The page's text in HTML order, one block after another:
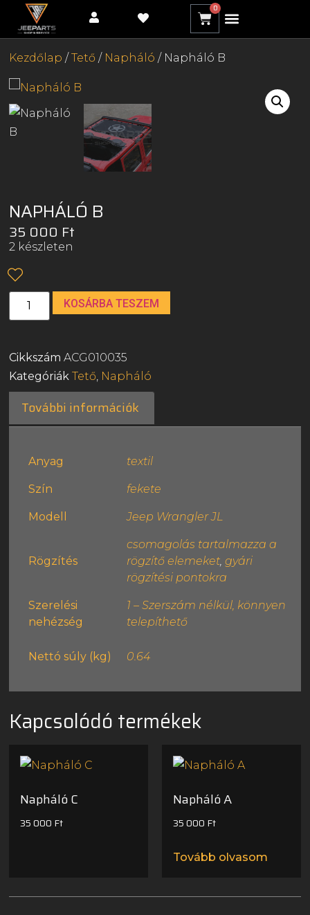
0
Kezdőlap /Tető / Napháló / Napháló B
NAPHÁLÓ B
35 000 Ft
2 készleten
KOSÁRBA TESZEM
CikkszámACG010035
Kategóriák Tető Napháló
További információk
Anyag textil
Szín fekete
Modell Jeep Wrangler JL
Rögzítés
csomagolás tartalmazza a
rögzítő elemeket ,gyári
rögzítési pontokra
Szerelési
nehézség
1 – Szerszám nélkül, könnyen
telepíthető
Nettó súly (kg) 0.64
Kapcsolódó termékek
Napháló C
35 000 Ft
Napháló A
35 000 Ft
Tovább olvasom